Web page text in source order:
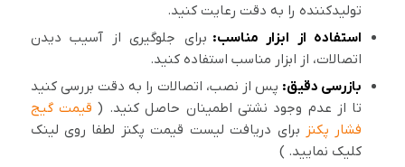
تولیدکننده را به دقت رعایت کنید.
استفاده از ابزار مناسب: برای جلوگیری از آسیب دیدن
اتصالات، از ابزار مناسب استفاده کنید.
بازرسی دقیق: پس از نصب، اتصالات را به دقت بررسی کنید
تا از عدم وجود نشتی اطمینان حاصل کنید. ( قیمت گیج
فشار پکنز برای دریافت لیست قیمت پکنز لطفا روی لینک
کلیک نمایید. )